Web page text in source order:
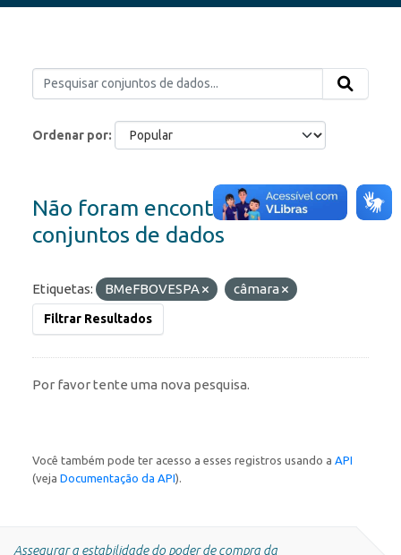
Ordenar por
Não foram encontrados
conjuntos de dados
Etiquetas: BMeFBOVESPA câmara
Filtrar Resultados
Por favor tente uma nova pesquisa.
Você também pode ter acesso a esses registros usando a API
(veja Documentação da API).
Assegurar a estabilidade do poder de compra da